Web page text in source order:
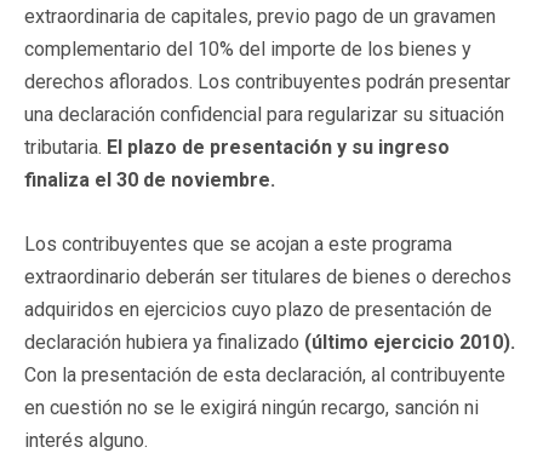
extraordinaria de capitales, previo pago de un gravamen
complementario del 10% del importe de los bienes y
derechos aflorados. Los contribuyentes podrán presentar
una declaración confidencial para regularizar su situación
tributaria. El plazo de presentación y su ingreso
finaliza el 30 de noviembre.
Los contribuyentes que se acojan a este programa
extraordinario deberán ser titulares de bienes o derechos
adquiridos en ejercicios cuyo plazo de presentación de
declaración hubiera ya finalizado (último ejercicio 2010).
Con la presentación de esta declaración, al contribuyente
en cuestión no se le exigirá ningún recargo, sanción ni
interés alguno.